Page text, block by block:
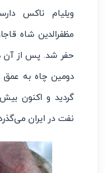
ویلیام ناکس
گردید و اکنون
نفت در ایران